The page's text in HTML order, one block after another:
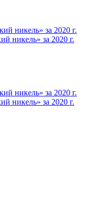
никель» за 2020 г.
никель» за 2020 г.
никель» за 2020 г.
никель» за 2020 г.